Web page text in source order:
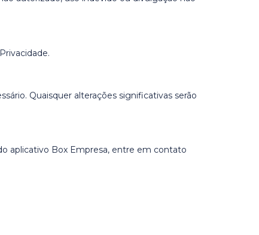
Quaisquer alterações significativas serão
aplicativo Box Empresa, entre em contato